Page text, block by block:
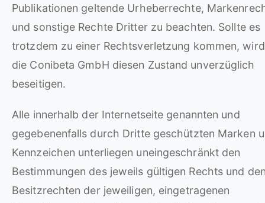
Publikationen geltende Urheberrechte,
und sonstige Rechte Dritter zu beachten. Sollte es
trotzdem zu einer Rechtsverletzung kommen, wird
die Conibeta GmbH diesen Zustand unverzüglich
beseitigen.
Alle innerhalb der Internetseite genannten und
gegebenenfalls durch Dritte geschützten Marken
Kennzeichen unterliegen uneingeschränkt den
Bestimmungen des jeweils gültigen Rechts und
Besitzrechten der jeweiligen, eingetragenen